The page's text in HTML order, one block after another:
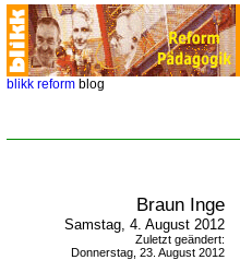
blikk reform blog
Braun Inge
Samstag, 4. August 2012
Zuletzt geändert:
Donnerstag, 23. August 2012